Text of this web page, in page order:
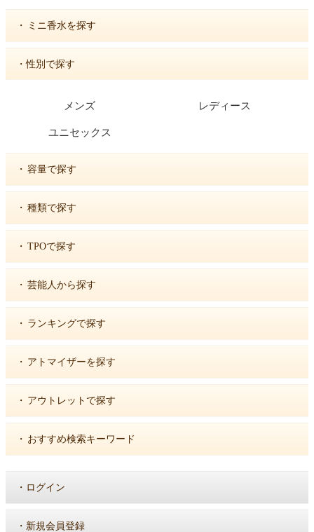
・ ミニ香水を探す
・性別で探す
メンズ レディース
ユニセックス
・ 容量で探す
・ 種類で探す
・ TPOで探す
・ 芸能人から探す
・ ランキングで探す
・ アトマイザーを探す
・ アウトレットで探す
・ おすすめ検索キーワード
・ ログイン
・ 新規会員登録